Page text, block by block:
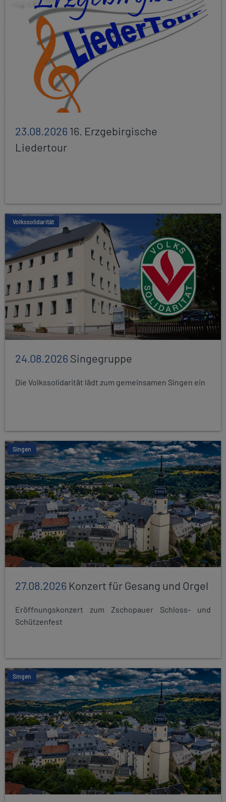
23.08.202616. Erzgebirgische
Liedertour
Volkssolidarität
24.08.2026Singegruppe
Die Volkssolidarität lädt zum gemeinsamen Singen ein
Singen
27.08.2026 Konzert für Gesang und Orgel
Eröffnungskonzert zum Zschopauer Schloss- und
Schützenfest
Singen